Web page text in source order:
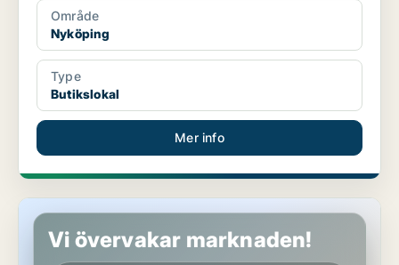
Område
Nyköping
Type
Butikslokal
Mer info
Butikslokal i Strängnäs, Åkers Styckebruk
Vi övervakar marknaden!